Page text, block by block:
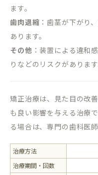
ます。
歯肉退縮 ：歯茎が下がり
あります。
その他 ：装置による違和
りなどのリスクがあります
矯正治療は、見た目の改
も良い影響を与える治療
る場合は、専門の歯科医
治療方法
治療期間・回数